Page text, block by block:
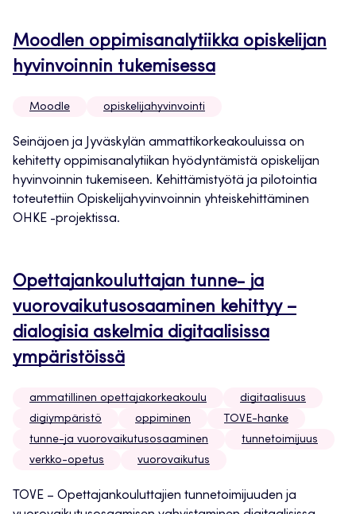
Moodlen oppimisanalytiikka opiskelijan
hyvinvoinnin tukemisessa
Moodle opiskelijahyvinvointi
Seinäjoen ja Jyväskylän ammattikorkeakouluissa on
kehitetty oppimisanalytiikan hyödyntämistä opiskelijan
hyvinvoinnin tukemiseen. Kehittämistyötä ja pilotointia
toteutettiin Opiskelijahyvinvoinnin yhteiskehittäminen
OHKE -projektissa.
Opettajankouluttajan tunne- ja
vuorovaikutusosaaminen kehittyy –
dialogisia askelmia digitaalisissa
ympäristöissä
ammatillinen opettajakorkeakoulu
digitaalisuus
digiympäristö
oppiminen
TOVE-hanke
tunne-ja vuorovaikutusosaaminen
tunnetoimijuus
verkko-opetus
vuorovaikutus
TOVE – Opettajankouluttajien tunnetoimijuuden ja